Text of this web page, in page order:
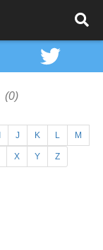
(0)
J K L M
X Y Z